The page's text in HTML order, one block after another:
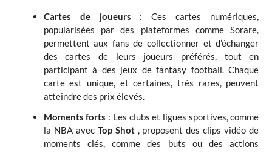
Cartes de joueurs : Ces cartes numériques,
popularisées par des plateformes comme Sorare,
permettent aux fans de collectionner et d’échanger
des cartes de leurs joueurs préférés, tout en
participant à des jeux de fantasy football. Chaque
carte est unique, et certaines, très rares, peuvent
atteindre des prix élevés.
Moments forts : Les clubs et ligues sportives, comme
la NBA avec Top Shot, proposent des clips vidéo de
moments clés, comme des buts ou des actions